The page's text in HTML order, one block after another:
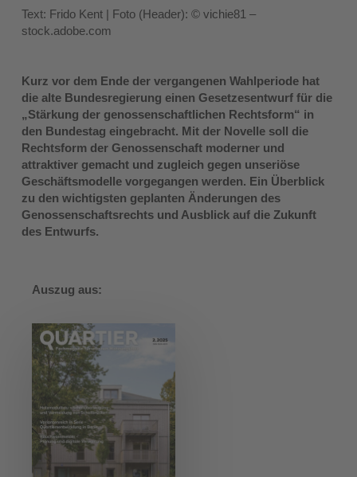
Text: Frido Kent | Foto (Header): © vichie81 –
stock.adobe.com
Kurz vor dem Ende der vergangenen Wahlperiode hat
die alte Bundesregierung einen Gesetzesentwurf für die
„Stärkung der genossenschaftlichen Rechtsform“ in
den Bundestag eingebracht. Mit der Novelle soll die
Rechtsform der Genossenschaft moderner und
attraktiver gemacht und zugleich gegen unseriöse
Geschäftsmodelle vorgegangen werden. Ein Überblick
zu den wichtigsten geplanten Änderungen des
Genossenschaftsrechts und Ausblick auf die Zukunft
des Entwurfs.
Auszug aus: